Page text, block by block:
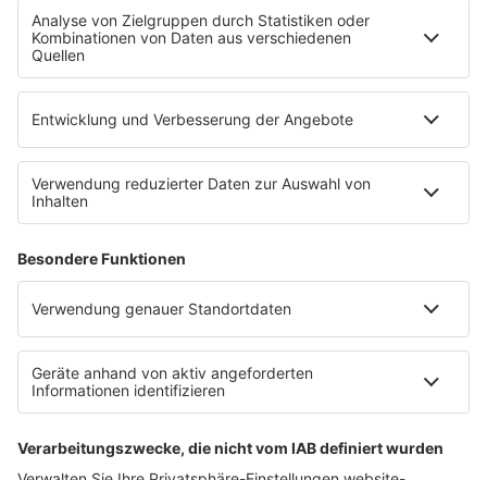
WERBUNG
Mediadaten und Preisliste
Ansprechpartner
Impressum
Datenschutz
Datenschutzeinstellungen
Datenverarbeitung bei Gewinnspielen
Teilnahmebedingungen
Gewinnspielregeln Social Media
KI-Leitlinie
Die neuesten Updates für deinen